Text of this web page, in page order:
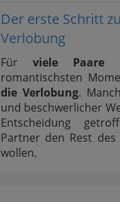
Der erste Schritt
Verlobung
Für viele Paare
romantischsten
die Verlobung.
und beschwerlicher
Entscheidung
Partner den Rest
wollen.